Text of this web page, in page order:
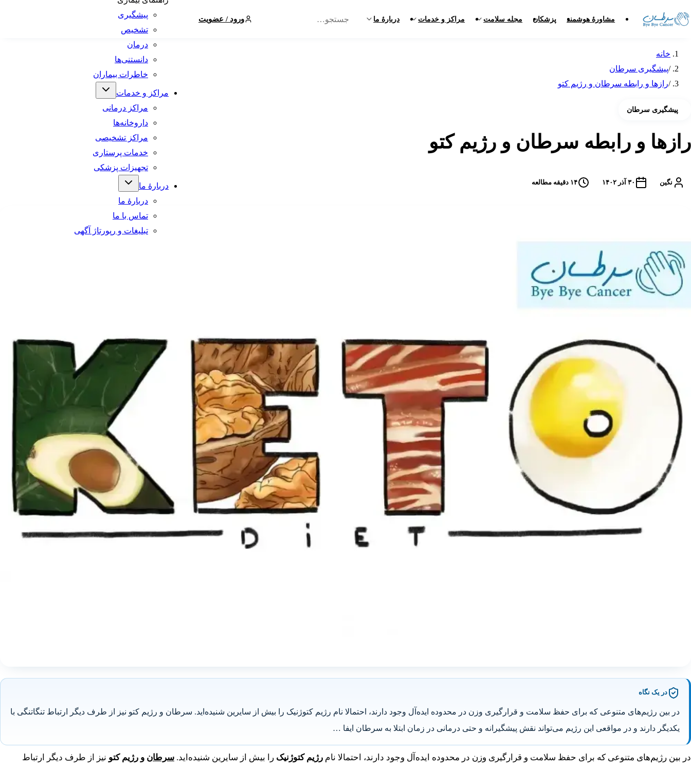
مشاورهٔ هوشمند پزشکان مجله سلامت مراکز و خدمات دربارهٔ ما ورود / عضویت
پیشگیری
تشخیص
درمان
دانستنی‌ها
خاطرات بیماران
مراکز و خدمات
مراکز درمانی
داروخانه‌ها
مراکز تشخیصی
خدمات پرستاری
تجهیزات پزشکی
دربارهٔ ما
دربارهٔ ما
تماس با ما
تبلیغات و رپورتاژ آگهی
خانه
/پیشگیری سرطان
/رازها و رابطه سرطان و رژیم کتو
پیشگیری سرطان
رازها و رابطه سرطان و رژیم کتو
نگین ۳۰ آذر ۱۴۰۲ ۱۴ دقیقه مطالعه
در یک نگاه
در بین رژیم‌های متنوعی که برای حفظ سلامت و قرارگیری وزن در محدوده ایده‌آل وجود دارند، احتمالا نام رژیم کتوژنیک را بیش از سایرین شنیده‌اید. سرطان و رژیم کتو نیز از طرف دیگر ارتباط تنگاتنگی با
یکدیگر دارند و در مواقعی این رژیم می‌تواند نقش پیشگیرانه و حتی درمانی در زمان ابتلا به سرطان ایفا …
در بین رژیم‌های متنوعی که برای حفظ سلامت و قرارگیری وزن در محدوده ایده‌آل وجود دارند، احتمالا نام رژیم کتوژنیک را بیش از سایرین شنیده‌اید. سرطان و رژیم کتو نیز از طرف دیگر ارتباط